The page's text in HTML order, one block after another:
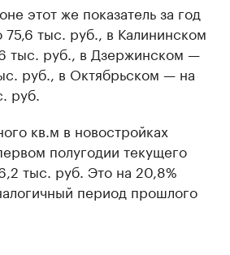
этот же показатель за год
75,6 тыс. руб., в Калининском
тыс. руб., в Дзержинском —
руб., в Октябрьском — на
руб.
кв.м в новостройках
полугодии текущего
тыс. руб. Это на 20,8%
период прошлого